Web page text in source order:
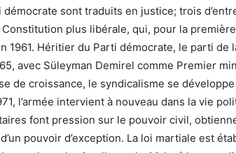
sont traduits en justice; trois
plus libérale, qui, pour la
1961. Héritier du Parti démocrate, le parti de
avec Süleyman Demirel comme Premier
de croissance, le syndicalisme se
l’armée intervient à nouveau dans la vie
font pression sur le pouvoir civil,
pouvoir d’exception. La loi martiale est